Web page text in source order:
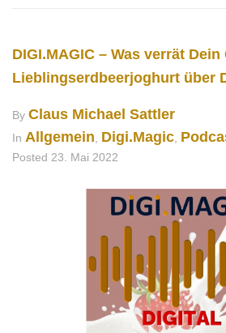
DIGI.MAGIC – Was verrät
Lieblingserdbeerjoghurt über
By Claus Michael Sattler
In Allgemein Digi.Magic
Posted 23. Mai 2022